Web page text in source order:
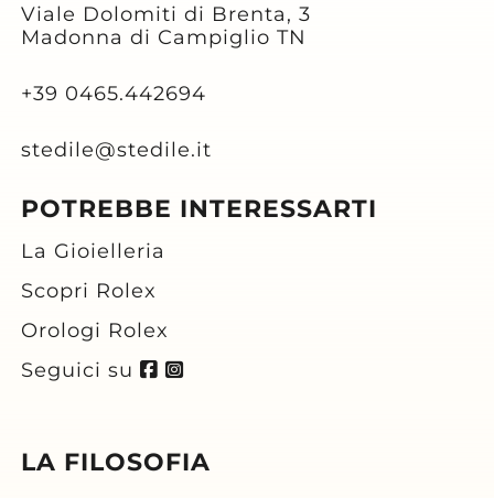
Viale Dolomiti di Brenta, 3
Madonna di Campiglio TN
+39 0465.442694
stedile@stedile.it
POTREBBE INTERESSARTI
La Gioielleria
Scopri Rolex
Orologi Rolex
Seguici su
LA FILOSOFIA